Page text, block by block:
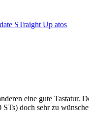
STraight Up atos
eine gute
doch sehr zu